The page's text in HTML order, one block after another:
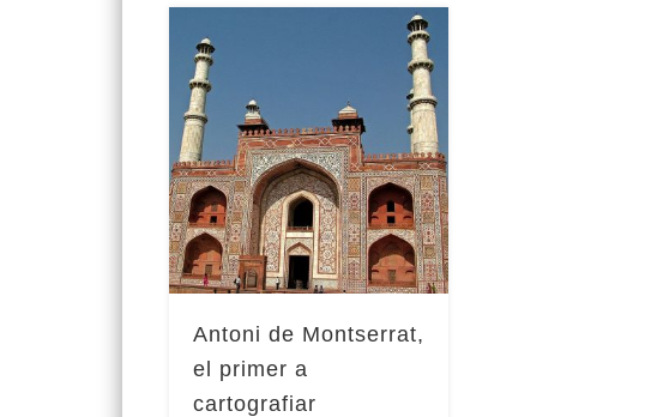
Antoni de Montserrat,
el primer a
cartografiar